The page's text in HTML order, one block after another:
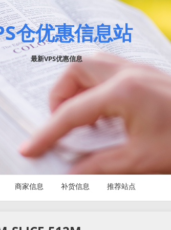
仓优惠信息站
最新VPS优惠信息
商家信息 补货信息 推荐站点